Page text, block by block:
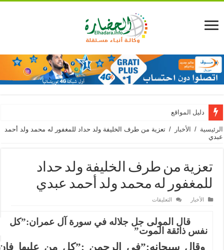
دليل المواقع
/ الأخبار / تعزية من طرف الخليفة ولد حداد للمغفور له محمد ولد أحمد
من طرف الخليفة ولد حداد
له محمد ولد أحمد عبدي
الأخبار التعليقاتعلى
طرف
الخليفة
ولد
للمغفور
قال المولى جل جلاله في سورة آل عمران:”كل
نفس ذائقة الموت”
وقال سبحانه:”في الرحمن :”كل من عليها فان”،